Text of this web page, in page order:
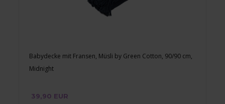
Babydecke mit Fransen, Müsli by Green Cotton, 90/90 cm,
Midnight
39,90 EUR